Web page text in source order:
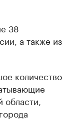
38
а также из
количество